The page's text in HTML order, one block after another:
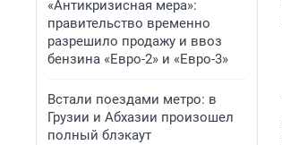
«Антикризисная мера»:
правительство временно
разрешило продажу и ввоз
бензина «Евро-2» и «Евро-3»
Встали поездами метро: в
Грузии и Абхазии произошел
полный блэкаут